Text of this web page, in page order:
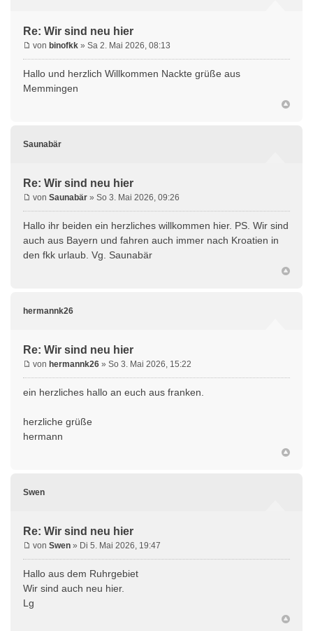
Re: Wir sind neu hier
von binofkk » Sa 2. Mai 2026, 08:13
Hallo und herzlich Willkommen Nackte grüße aus
Memmingen
Saunabär
Re: Wir sind neu hier
von Saunabär » So 3. Mai 2026, 09:26
Hallo ihr beiden ein herzliches willkommen hier. PS. Wir sind
auch aus Bayern und fahren auch immer nach Kroatien in
den fkk urlaub. Vg. Saunabär
hermannk26
Re: Wir sind neu hier
von hermannk26 » So 3. Mai 2026, 15:22
ein herzliches hallo an euch aus franken.
herzliche grüße
hermann
Swen
Re: Wir sind neu hier
von Swen » Di 5. Mai 2026, 19:47
Hallo aus dem Ruhrgebiet
Wir sind auch neu hier.
Lg